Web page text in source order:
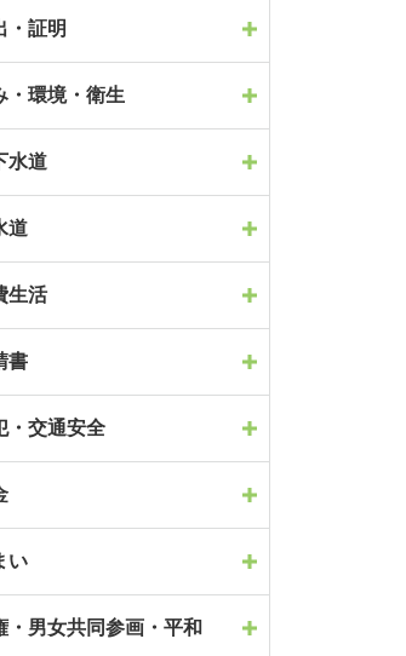
・証明
・環境・衛生
水道
道
生活
書
・交通安全
い
・男女共同参画・平和